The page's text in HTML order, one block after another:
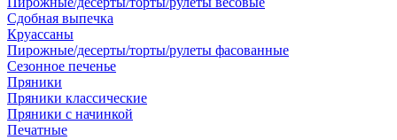
Сдобная выпечка
Круассаны
Пирожные/десерты/торты/рулеты фасованные
Сезонное печенье
Пряники
Пряники классические
Пряники с начинкой
Печатные